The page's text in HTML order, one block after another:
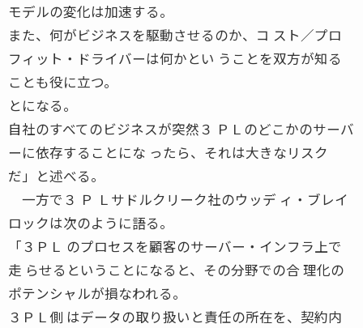
モデルの変化は加速する。
また、何がビジネスを駆動させるのか、コ スト／プロ
フィット・ドライバーは何かとい うことを双方が知る
ことも役に立つ。
とになる。
自社のすべてのビジネスが突然３ ＰＬのどこかのサーバ
ーに依存することにな ったら、それは大きなリスク
だ」と述べる。
一方で３ Ｐ Ｌサドルクリーク社のウッデ ィ・ブレイ
ロックは次のように語る。
「３ＰＬ のプロセスを顧客のサーバー・インフラ上で
走 らせるということになると、その分野での合 理化の
ポテンシャルが損なわれる。
３ＰＬ側 はデータの取り扱いと責任の所在を、契約内